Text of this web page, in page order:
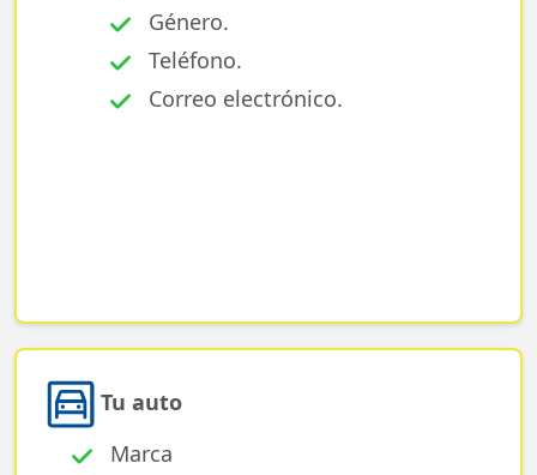
Género.
Teléfono.
Correo electrónico.
Tu auto
Marca